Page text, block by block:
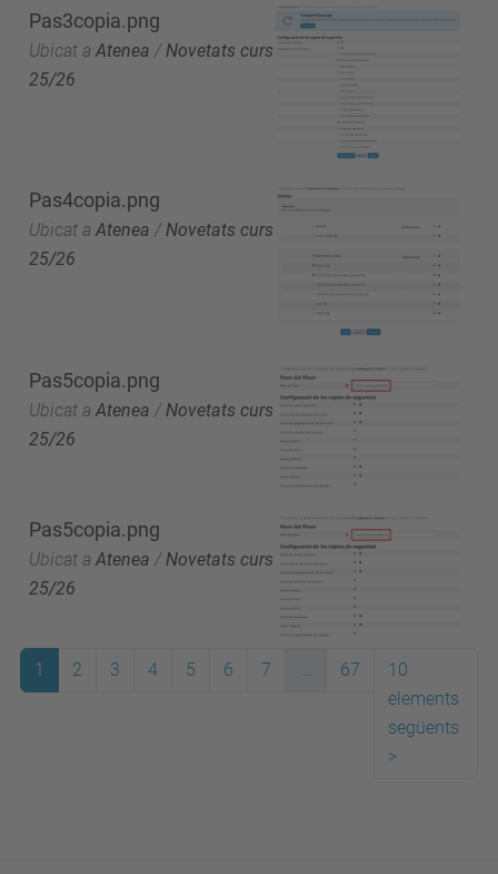
Pas3copia.png
Ubicat a Atenea /Novetats curs
25/26
Pas4copia.png
Ubicat a Atenea /Novetats curs
25/26
Pas5copia.png
Ubicat a Atenea /Novetats curs
25/26
Pas5copia.png
Ubicat a Atenea /Novetats curs
25/26
1 2 3 4 5 6 7 ... 67
10
elements
següents
>